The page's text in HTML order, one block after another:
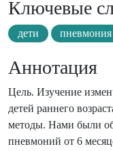
Ключевые
дети пневмония
Аннотация
Цель. Изучение
детей раннего
методы. Нами были
пневмоний от 6